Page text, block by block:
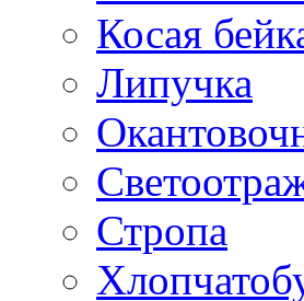
Косая
Липучка
Стропа